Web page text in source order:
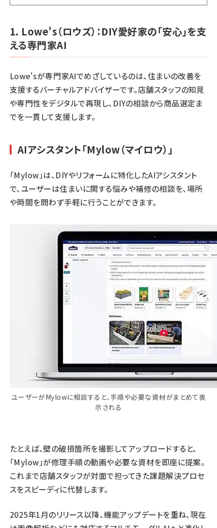
1. Lowe's（ロウズ）：DIY愛好家の「安心」を支
える専門家AI
Lowe'sが専門家AIでめざしているのは、住まいの改善を
支援するバーチャルアドバイザーです。店舗スタッフの知見
や専門性をデジタルで再現し、DIYの相談から商品選定ま
でを一貫して支援します。
AIアシスタント「Mylow（マイロウ）」
「Mylow」は、DIYやリフォームに特化したAIアシスタント
で、ユーザーは住まいに関する悩みや補修の相談を、場所
や時間を問わず手軽に行うことができます。
ユーザーがMylowに相談すると、手順や必要な資材がまとめて表
示される
たとえば、壁の破損箇所を撮影してアップロードすると、
「Mylow」が修理手順の動画や必要な資材を即座に提案。
これまで店舗スタッフが対面で担ってきた課題解決プロセ
スをスピーディに代替します。
2025年1月のリリース以降、機能アップデートを重ね、現在